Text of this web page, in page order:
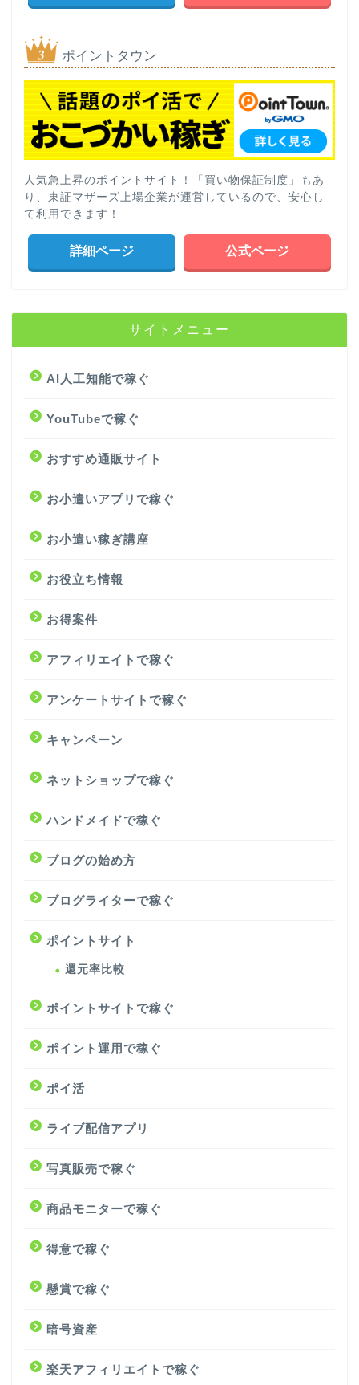
ポイントタウン
人気急上昇のポイントサイト！「買い物保証制度」もあ
り、東証マザーズ上場企業が運営しているので、安心し
て利用できます！
詳細ページ 公式ページ
サイトメニュー
AI人工知能で稼ぐ
YouTubeで稼ぐ
おすすめ通販サイト
お小遣いアプリで稼ぐ
お小遣い稼ぎ講座
お役立ち情報
お得案件
アフィリエイトで稼ぐ
アンケートサイトで稼ぐ
キャンペーン
ネットショップで稼ぐ
ハンドメイドで稼ぐ
ブログの始め方
ブログライターで稼ぐ
ポイントサイト
還元率比較
ポイントサイトで稼ぐ
ポイント運用で稼ぐ
ポイ活
ライブ配信アプリ
写真販売で稼ぐ
商品モニターで稼ぐ
得意で稼ぐ
懸賞で稼ぐ
暗号資産
楽天アフィリエイトで稼ぐ